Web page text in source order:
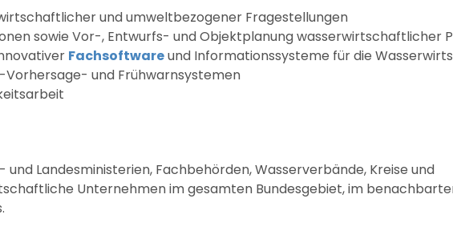
und umweltbezogener Fragestellungen
sowie Vor-, Entwurfs- und Objektplanung wasserwirtschaftlicher
Fachsoftwareund Informationssysteme für die
und Frühwarnsystemen
Landesministerien, Fachbehörden, Wasserverbände, Kreise und
Unternehmen im gesamten Bundesgebiet, im